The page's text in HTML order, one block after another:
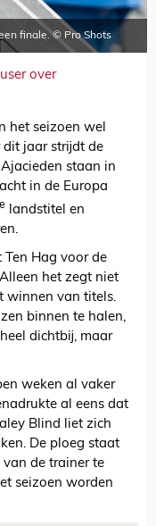
finale. © Pro Shots
over
het seizoen wel
dit jaar strijdt de
staan in
in de Europa
e landstitel en
Ten Hag voor de
het zegt niet
winnen van titels.
binnen te halen,
dichtbij, maar
weken al vaker
al eens dat
Blind liet zich
De ploeg staat
de trainer te
seizoen worden